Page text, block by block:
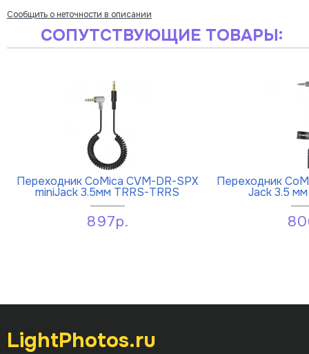
Сообщить о неточности в описании
СОПУТСТВУЮЩИЕ ТОВАРЫ:
Переходник CoMica CVM-DR-SPX
miniJack 3.5мм TRRS-TRRS
897р.
Переходник
Jack 3.5
LightPhotos.ru